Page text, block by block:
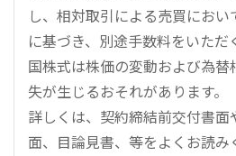
し、相対取引による売買にお
に基づき、別途手数料をいただ
国株式は株価の変動および為
失が生じるおそれがあります。
詳しくは、契約締結前交付書
面、目論見書、等をよくお読み